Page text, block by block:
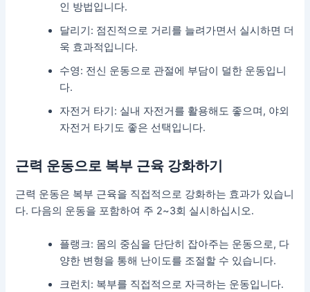
인 방법입니다.
달리기: 점진적으로 거리를 늘려가면서 실시하면 더
욱 효과적입니다.
수영: 전신 운동으로 관절에 부담이 덜한 운동입니
다.
자전거 타기: 실내 자전거를 활용해도 좋으며, 야외
자전거 타기도 좋은 선택입니다.
근력 운동으로 복부 근육 강화하기
근력 운동은 복부 근육을 직접적으로 강화하는 효과가 있습니
다. 다음의 운동을 포함하여 주 2~3회 실시하십시오.
플랭크: 몸의 중심을 단단히 잡아주는 운동으로, 다
양한 변형을 통해 난이도를 조절할 수 있습니다.
크런치: 복부를 직접적으로 자극하는 운동입니다.